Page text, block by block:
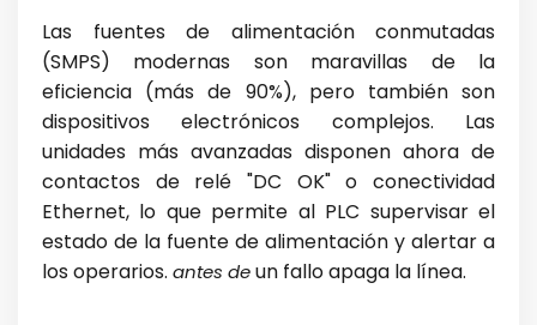
Las fuentes de alimentación conmutadas
(SMPS) modernas son maravillas de la
eficiencia (más de 90%), pero también son
dispositivos electrónicos complejos. Las
unidades más avanzadas disponen ahora de
contactos de relé "DC OK" o conectividad
Ethernet, lo que permite al PLC supervisar el
estado de la fuente de alimentación y alertar a
los operarios. antes deun fallo apaga la línea.